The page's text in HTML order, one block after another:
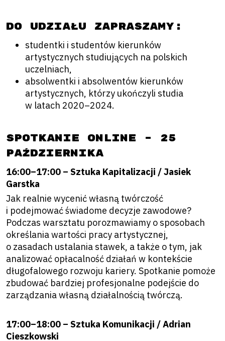
Do udziału zapraszamy:
studentki i studentów kierunków
artystycznych studiujących na polskich
uczelniach,
absolwentki i absolwentów kierunków
artystycznych, którzy ukończyli studia
w latach 2020–2024.
Spotkanie online – 25
października
16:00–17:00 – Sztuka Kapitalizacji / Jasiek
Garstka
Jak realnie wycenić własną twórczość
i podejmować świadome decyzje zawodowe?
Podczas warsztatu porozmawiamy o sposobach
określania wartości pracy artystycznej,
o zasadach ustalania stawek, a także o tym, jak
analizować opłacalność działań w kontekście
długofalowego rozwoju kariery. Spotkanie pomoże
zbudować bardziej profesjonalne podejście do
zarządzania własną działalnością twórczą.
17:00–18:00 – Sztuka Komunikacji / Adrian
Cieszkowski